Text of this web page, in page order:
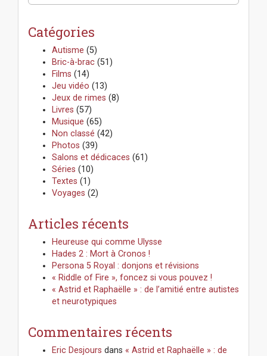
e
Catégories
Autisme (5)
Bric-à-brac (51)
Films (14)
Jeu vidéo (13)
Jeux de rimes (8)
Livres (57)
Musique (65)
Non classé (42)
Photos (39)
Salons et dédicaces (61)
Séries (10)
Textes (1)
Voyages (2)
Articles récents
Heureuse qui comme Ulysse
Hades 2 : Mort à Cronos !
Persona 5 Royal : donjons et révisions
« Riddle of Fire », foncez si vous pouvez !
« Astrid et Raphaëlle » : de l’amitié entre autistes
et neurotypiques
Commentaires récents
Eric Desjours dans « Astrid et Raphaëlle » : de